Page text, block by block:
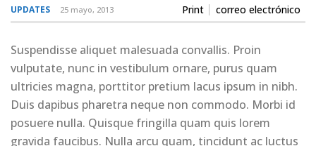
Print correo electrónico
UPDATES 25 mayo, 2013
Suspendisse aliquet malesuada convallis. Proin
vulputate, nunc in vestibulum ornare, purus quam
ultricies magna, porttitor pretium lacus ipsum in nibh.
Duis dapibus pharetra neque non commodo. Morbi id
posuere nulla. Quisque fringilla quam quis lorem
gravida faucibus. Nulla arcu quam, tincidunt ac luctus